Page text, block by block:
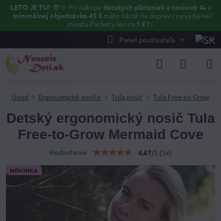
✕
LETO JE TU! 😎🌞 Pri nákupe detských pláteniek a tenisiek 👟 a
minimálnej objednávke 45 €máte nárok na dopravu na výdajné
miesta Packety len za 1 € ❗⚡️
Panel používateľa
NOVINKA
Úvod Ergonomické nosiče Tula nosič Tula Free-to-Grow
Detský ergonomický nosič Tula
Free-to-Grow Mermaid Cove
Hodnotenie 4.67/5 (3x)